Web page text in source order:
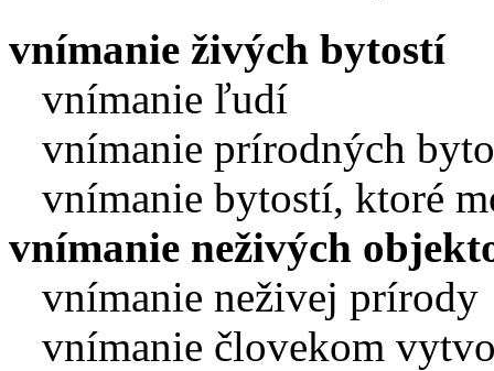
vnímanie živých bytostí
vnímanie ľudí
vnímanie prírodných
vnímanie bytostí, ktoré
vnímanie neživých
vnímanie neživej prírody
vnímanie človekom